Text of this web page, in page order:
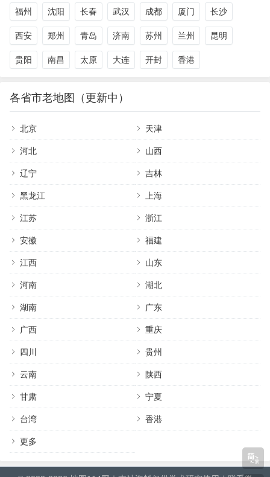
福州 沈阳 长春 武汉 成都 厦门 长沙
西安 郑州 青岛 济南 苏州 兰州 昆明
贵阳 南昌 太原 大连 开封 香港
各省市老地图（更新中）
北京 天津
河北 山西
辽宁 吉林
黑龙江 上海
江苏 浙江
安徽 福建
江西 山东
河南 湖北
湖南 广东
广西 重庆
四川 贵州
云南 陕西
甘肃 宁夏
台湾 香港
更多